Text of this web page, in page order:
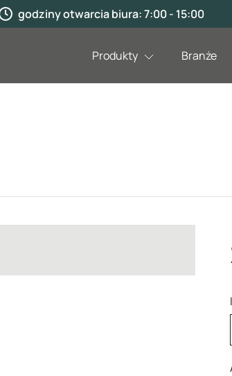
godziny otwarcia biura: 7:00 - 15:00
Produkty Branże